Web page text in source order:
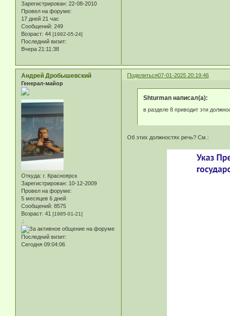
Зарегистрирован: 22-08-2010
Провел на форуме:
17 дней 21 час
Сообщений: 249
Возраст: 44 [1982-05-24]
Последний визит:
Вчера 21:11:38
Поделиться07-01-2025 20:19:46
Андрей Дробышевский
Генерал-майор
Откуда: г. Красноярск
Зарегистрирован: 10-12-2009
Провел на форуме:
5 месяцев 6 дней
Сообщений: 8575
Возраст: 41 [1985-01-21]
.:
Последний визит:
Сегодня 09:04:06
Shturman написал(а):
в разделе 8 приводит эти
Об этих должностях речь? См.: